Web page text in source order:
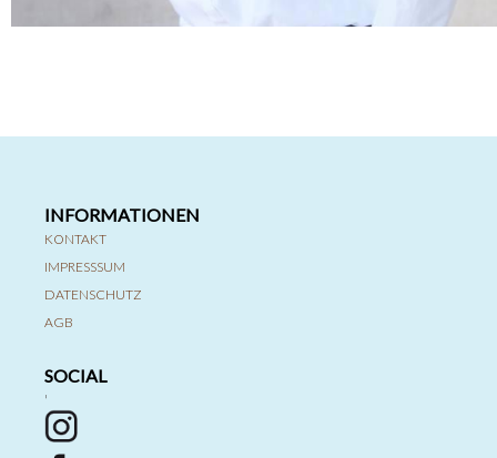
INFORMATIONEN
KONTAKT
IMPRESSSUM
DATENSCHUTZ
AGB
SOCIAL
'